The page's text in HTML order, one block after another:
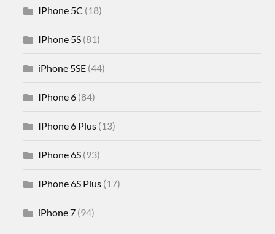
IPhone 5C (18)
IPhone 5S (81)
iPhone 5SE (44)
IPhone 6 (84)
IPhone 6 Plus (13)
IPhone 6S (93)
IPhone 6S Plus (17)
iPhone 7 (94)